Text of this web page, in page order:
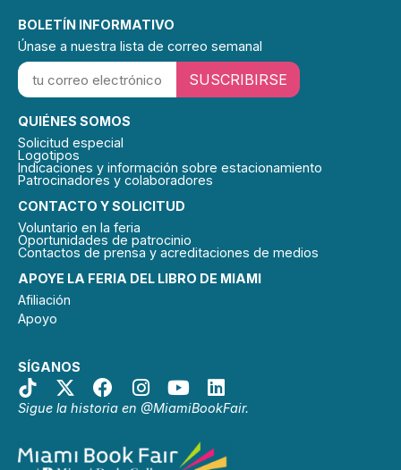
APOYE LA FERIA DEL LIBRO DE MIAMI
Afiliación
Apoyo
SÍGANOS
Sigue la historia en @MiamiBookFair.
CONTACTO Y SOLICITUD
Voluntario en la feria
Oportunidades de patrocinio
Contactos de prensa y acreditaciones de medios
QUIÉNES SOMOS
Solicitud especial
Logotipos
Indicaciones y información sobre estacionamiento
Patrocinadores y colaboradores
BOLETÍN INFORMATIVO
Únase a nuestra lista de correo semanal
SUSCRIBIRSE